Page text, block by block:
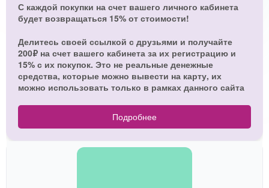
С каждой покупки на счет вашего личного кабинета
будет возвращаться 15% от стоимости!
Делитесь своей ссылкой с друзьями и получайте
200₽ на счет вашего кабинета за их регистрацию и
15% с их покупок. Это не реальные денежные
средства, которые можно вывести на карту, их
можно использовать только в рамках данного сайта
Подробнее